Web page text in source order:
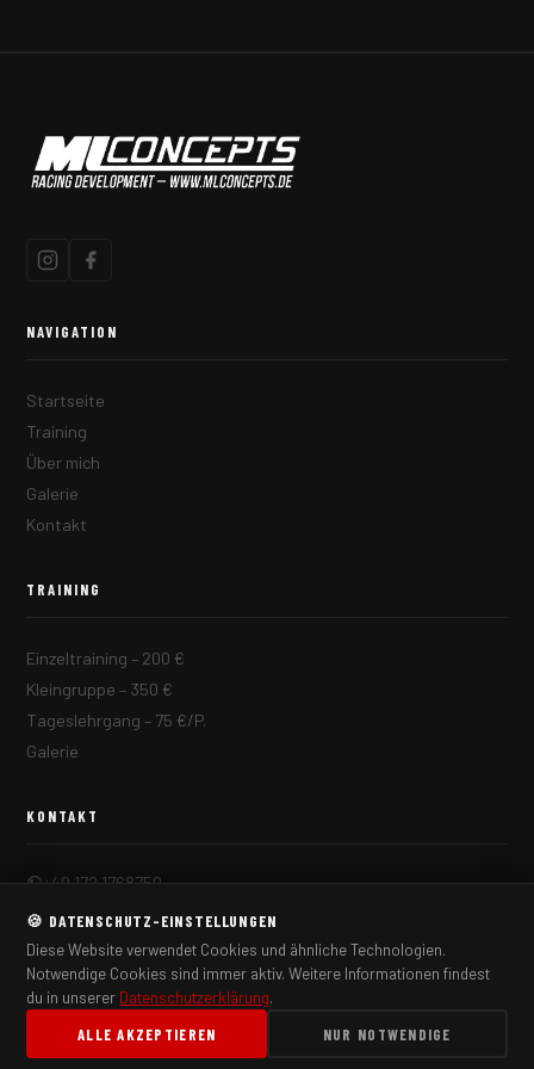
NAVIGATION
Startseite
Training
Über mich
Galerie
Kontakt
TRAINING
Einzeltraining – 200 €
Kleingruppe – 350 €
Tageslehrgang – 75 €/P.
Galerie
KONTAKT
+49 172 1768750
flinke95@gmail.com
→ Kontaktformular
© 2026 MLConcepts – Racing Development. Alle Rechte vorbehalten.
🍪 DATENSCHUTZ-EINSTELLUNGEN
Diese Website verwendet Cookies und ähnliche Technologien.
Notwendige Cookies sind immer aktiv. Weitere Informationen findest
du in unserer Datenschutzerklärung.
ALLE AKZEPTIEREN
NUR NOTWENDIGE